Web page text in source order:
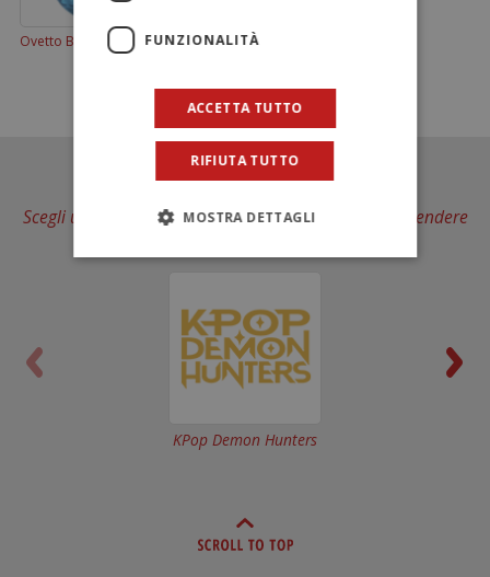
Ovetto Bluey 20g Tripack Ovetti Bluey 60 g
Scegli un Brand... e scopri in quanti modi puoi sorprendere
KPop Demon Hunters
FUNZIONALITÀ
ACCETTA TUTTO
RIFIUTA TUTTO
MOSTRA DETTAGLI